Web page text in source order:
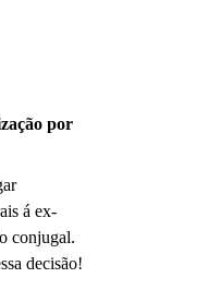
por
á ex-
conjugal.
decisão!